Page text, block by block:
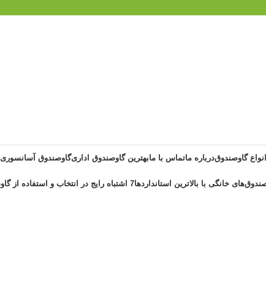
گاوصندوقدرباره ماتماس با مابهترین گاوصندوق اداریگاوصندوق آسانسوری
خانگی با بالاترین استانداردها7 اشتباه رایج در انتخاب و استفاده از گاوصندوق خانگی ضد حریق